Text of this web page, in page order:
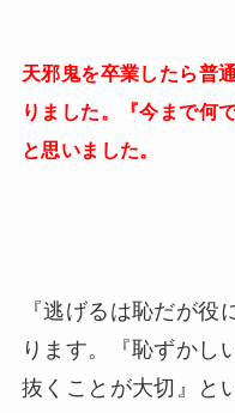
天邪鬼を卒業したら普
りました。『今まで何
と思いました。
『逃げるは恥だが役
ります。『恥ずかし
抜くことが大切』と